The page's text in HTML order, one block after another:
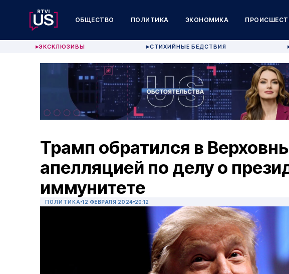
ОБЩЕСТВО ПОЛИТИКА ЭКОНОМИКА
▶ЭКСКЛЮЗИВЫ ▶СТИХИЙНЫЕ БЕДСТВИЯ
Трамп обратился в
апелляцией по делу о
иммунитете
ПОЛИТИКА 12 ФЕВРАЛЯ 2024 20:12